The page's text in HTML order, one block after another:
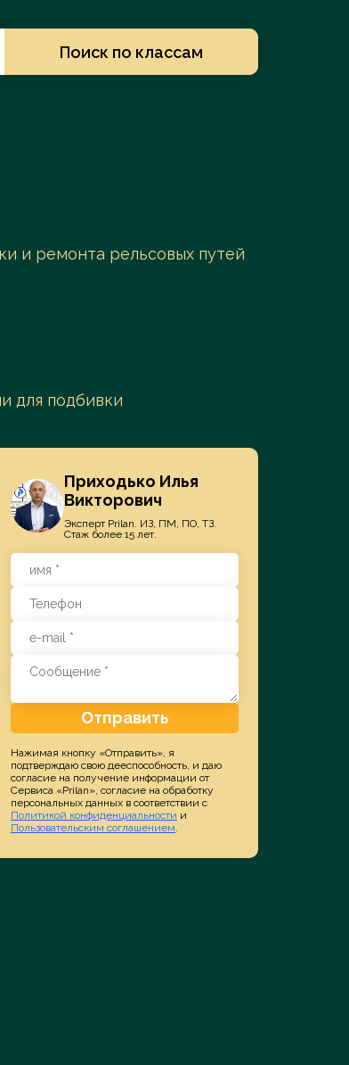
Поиск по классам
и ремонта рельсовых путей
для подбивки
СИП, ФАС, Арбитраж
Подробнее
Приходько Илья
Викторович
Эксперт Prilan. ИЗ, ПМ, ПО, ТЗ.
Стаж более 15 лет.
Отправить
Нажимая кнопку «Отправить», я
подтверждаю свою дееспособность, и даю
согласие на получение информации от
Сервиса «Prilan», согласие на обработку
персональных данных в соответствии с
Политикой конфиденциальности и
Пользовательским соглашением.